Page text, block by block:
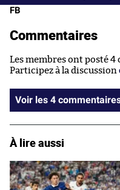
FB
Commentaires
Les membres ont posté
Participez à la discussion
Voir les 4
À lire aussi